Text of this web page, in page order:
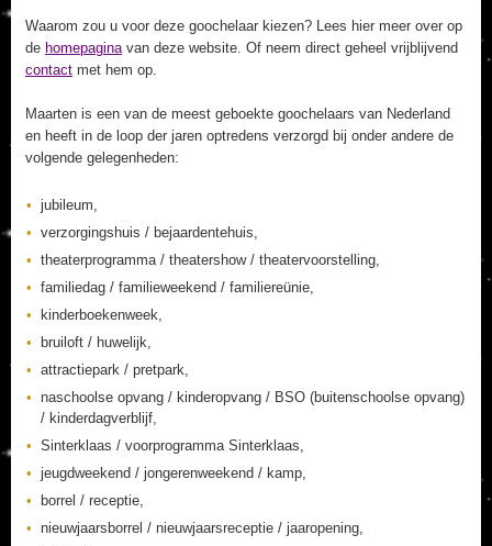
Waarom zou u voor deze goochelaar kiezen? Lees hier meer over op
de homepaginavan deze website. Of neem direct geheel vrijblijvend
contact met hem op.
Maarten is een van de meest geboekte goochelaars van Nederland
en heeft in de loop der jaren optredens verzorgd bij onder andere de
volgende gelegenheden:
jubileum,
verzorgingshuis / bejaardentehuis,
theaterprogramma / theatershow / theatervoorstelling,
familiedag / familieweekend / familiereünie,
kinderboekenweek,
bruiloft / huwelijk,
attractiepark / pretpark,
naschoolse opvang / kinderopvang / BSO (buitenschoolse opvang)
/ kinderdagverblijf,
Sinterklaas / voorprogramma Sinterklaas,
jeugdweekend / jongerenweekend / kamp,
borrel / receptie,
nieuwjaarsborrel / nieuwjaarsreceptie / jaaropening,